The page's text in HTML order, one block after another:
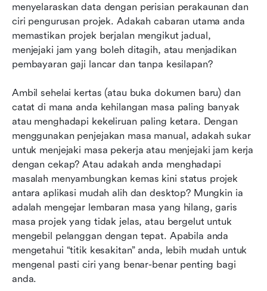
menyelaraskan data dengan perisian perakaunan dan
ciri pengurusan projek. Adakah cabaran utama anda
memastikan projek berjalan mengikut jadual,
menjejaki jam yang boleh ditagih, atau menjadikan
pembayaran gaji lancar dan tanpa kesilapan?
Ambil sehelai kertas (atau buka dokumen baru) dan
catat di mana anda kehilangan masa paling banyak
atau menghadapi kekeliruan paling ketara. Dengan
menggunakan penjejakan masa manual, adakah sukar
untuk menjejaki masa pekerja atau menjejaki jam kerja
dengan cekap? Atau adakah anda menghadapi
masalah menyambungkan kemas kini status projek
antara aplikasi mudah alih dan desktop? Mungkin ia
adalah mengejar lembaran masa yang hilang, garis
masa projek yang tidak jelas, atau bergelut untuk
mengebil pelanggan dengan tepat. Apabila anda
mengetahui “titik kesakitan” anda, lebih mudah untuk
mengenal pasti ciri yang benar-benar penting bagi
anda.